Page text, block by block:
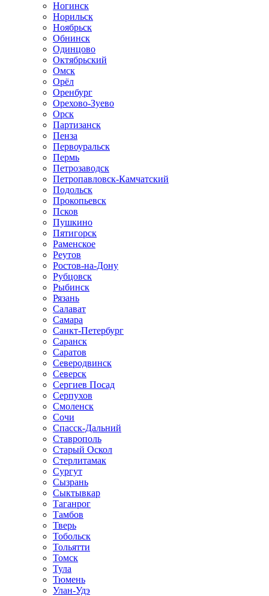
Ногинск
Норильск
Ноябрьск
Обнинск
Одинцово
Октябрьский
Омск
Орёл
Оренбург
Орехово-Зуево
Орск
Партизанск
Пенза
Первоуральск
Пермь
Петрозаводск
Петропавловск-Камчатский
Подольск
Прокопьевск
Псков
Пушкино
Пятигорск
Раменское
Реутов
Ростов-на-Дону
Рубцовск
Рыбинск
Рязань
Салават
Самара
Санкт-Петербург
Саранск
Саратов
Северодвинск
Северск
Сергиев Посад
Серпухов
Смоленск
Сочи
Спасск-Дальний
Ставрополь
Старый Оскол
Стерлитамак
Сургут
Сызрань
Сыктывкар
Таганрог
Тамбов
Тверь
Тобольск
Тольятти
Томск
Тула
Тюмень
Улан-Удэ